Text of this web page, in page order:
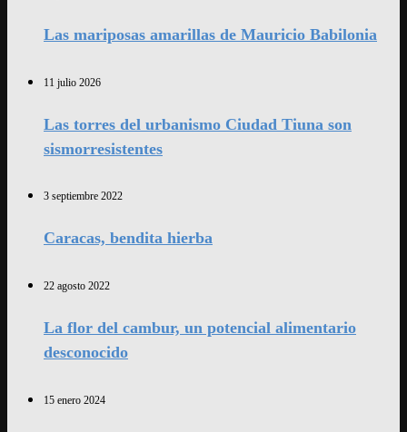
Las mariposas amarillas de Mauricio Babilonia
11 julio 2026
Las torres del urbanismo Ciudad Tiuna son
sismorresistentes
3 septiembre 2022
Caracas, bendita hierba
22 agosto 2022
La flor del cambur, un potencial alimentario
desconocido
15 enero 2024